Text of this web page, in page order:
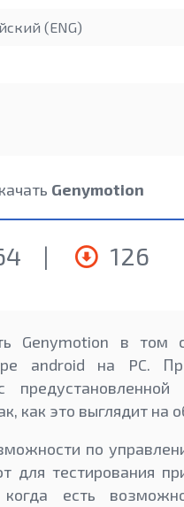
(ENG)
Genymotion
| 126
Genymotion в том
android на PC.
как это выглядит на
по
для тестирования
когда есть